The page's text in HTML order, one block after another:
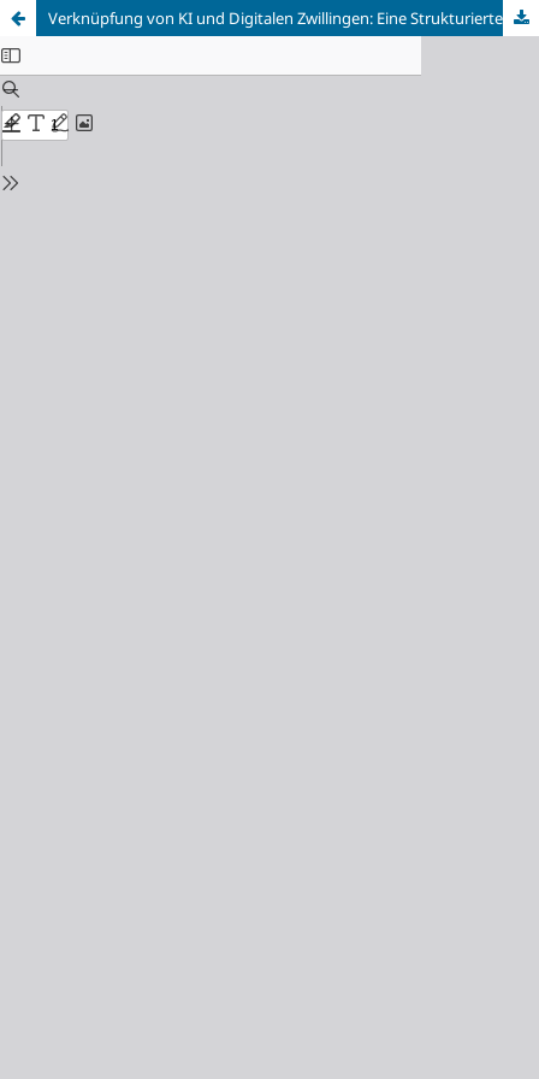
Verknüpfung von KI und Digitalen Zwillingen: Eine Strukturierte Schnittstelle für die Intelligente Fertigung